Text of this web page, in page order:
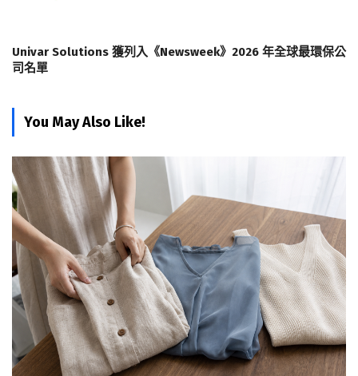
Univar Solutions 獲列入《Newsweek》2026 年全球最環保公
司名單
You May Also Like!